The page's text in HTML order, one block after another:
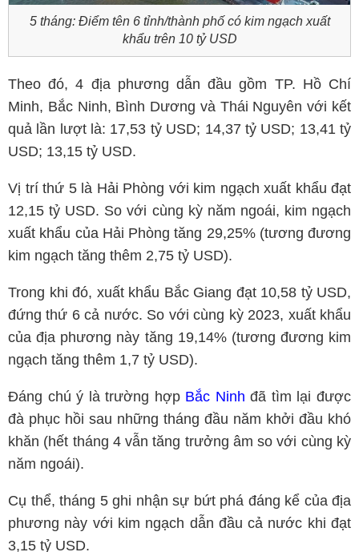
5 tháng: Điểm tên 6 tỉnh/thành phố có kim ngạch xuất
khẩu trên 10 tỷ USD
Theo đó, 4 địa phương dẫn đầu gồm TP. Hồ Chí
Minh, Bắc Ninh, Bình Dương và Thái Nguyên với kết
quả lần lượt là: 17,53 tỷ USD; 14,37 tỷ USD; 13,41 tỷ
USD; 13,15 tỷ USD.
Vị trí thứ 5 là Hải Phòng với kim ngạch xuất khẩu đạt
12,15 tỷ USD. So với cùng kỳ năm ngoái, kim ngạch
xuất khẩu của Hải Phòng tăng 29,25% (tương đương
kim ngạch tăng thêm 2,75 tỷ USD).
Trong khi đó, xuất khẩu Bắc Giang đạt 10,58 tỷ USD,
đứng thứ 6 cả nước. So với cùng kỳ 2023, xuất khẩu
của địa phương này tăng 19,14% (tương đương kim
ngạch tăng thêm 1,7 tỷ USD).
Đáng chú ý là trường hợp Bắc Ninh đã tìm lại được
đà phục hồi sau những tháng đầu năm khởi đầu khó
khăn (hết tháng 4 vẫn tăng trưởng âm so với cùng kỳ
năm ngoái).
Cụ thể, tháng 5 ghi nhận sự bứt phá đáng kể của địa
phương này với kim ngạch dẫn đầu cả nước khi đạt
3,15 tỷ USD.